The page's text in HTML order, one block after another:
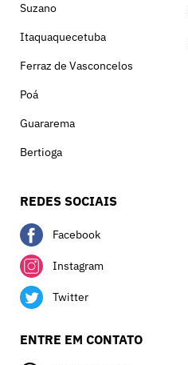
Suzano
Itaquaquecetuba
Ferraz de Vasconcelos
Poá
Guararema
Bertioga
REDES SOCIAIS
Facebook
Instagram
Twitter
ENTRE EM CONTATO